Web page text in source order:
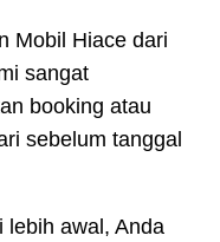
Mobil Hiace dari
sangat
booking atau
sebelum tanggal
lebih awal, Anda